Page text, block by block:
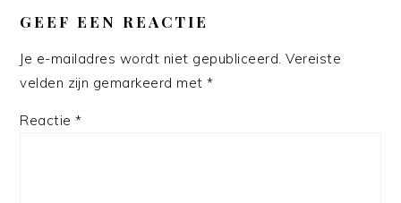
GEEF EEN REACTIE
Je e-mailadres wordt niet gepubliceerd. Vereiste
velden zijn gemarkeerd met*
Reactie*